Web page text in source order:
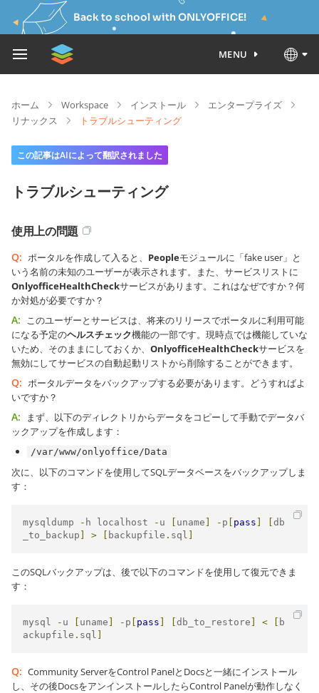
Back to school with ONLYOFFICE!
MENU
ホーム Workspace インストール
エンタープライズ
リナックス
トラブルシューティング
この記事はAIによって翻訳されました
トラブルシューティング
使用上の問題
Q: ポータルを作成して入ると、 Peopleモジュールに「fake user」と
いう名前の未知のユーザーが表示されます。また、サービスリストに
OnlyofficeHealthCheckサービスがあります。これはなぜですか？何
か対処が必要ですか？
A: このユーザーとサービスは、将来のリリースでポータルに利用可能
になる予定のヘルスチェック機能の一部です。現時点では機能していな
いため、そのままにしておくか、 OnlyofficeHealthCheckサービスを
無効にしてサービスの自動起動リストから削除することができます。
Q: ポータルデータをバックアップする必要があります。どうすればよ
いですか？
A:
まず、以下のディレクトリからデータをコピーして手動でデータバ
ックアップを作成します：
/var/www/onlyoffice/Data
次に、以下のコマンドを使用してSQLデータベースをバックアップしま
す：
mysqldump - h localhost - u uname - p pass
db
_to_backup
> backupfile . sql
このSQLバックアップは、後で以下のコマンドを使用して復元できま
す：
mysql - u uname - p pass db_to_restore <
b
ackupfile . sql
Q: Community ServerをControl PanelとDocsと一緒にインストール
し、その後DocsをアンインストールしたらControl Panelが動作しなく